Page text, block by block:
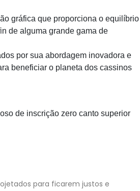
gráfica que proporciona o equilíbrio
de alguma grande gama de
por sua abordagem inovadora e
beneficiar o planeta dos cassinos
de inscrição zero canto superior
para ficarem justos e